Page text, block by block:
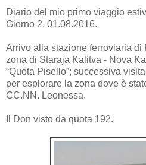
Diario del mio primo viaggio
Giorno 2, 01.08.2016.
Arrivo alla stazione ferroviaria di
zona di Staraja Kalitva - Nova
“Quota Pisello”; successiva
per esplorare la zona dove è
CC.NN. Leonessa.
Il Don visto da quota 192.